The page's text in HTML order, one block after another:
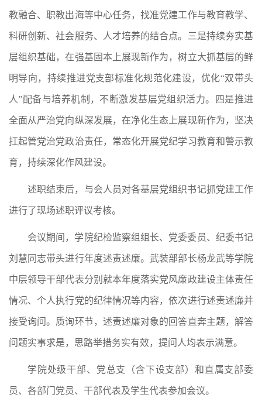
教融合、职教出海等中心任务，找准党建工作与教育教学、
科研创新、社会服务、人才培养的结合点。三是持续夯实基
层组织基础，在强基固本上展现新作为，树立大抓基层的鲜
明导向，持续推进党支部标准化规范化建设，优化“双带头
人”配备与培养机制，不断激发基层党组织活力。四是推进
全面从严治党向纵深发展，在净化生态上展现新作为，坚决
扛起管党治党政治责任，常态化开展党纪学习教育和警示教
育，持续深化作风建设。
述职结束后，与会人员对各基层党组织书记抓党建工作
进行了现场述职评议考核。
会议期间，学院纪检监察组组长、党委委员、纪委书记
刘慧同志带头进行年度述责述廉。武装部部长杨龙武等学院
中层领导干部代表分别就本年度落实党风廉政建设主体责任
情况、个人执行党的纪律情况等内容，依次进行述责述廉并
接受询问。质询环节，述责述廉对象的回答直奔主题，解答
问题实事求是，思路举措务实有效，提问人均表示满意。
学院处级干部、党总支（含下设支部）和直属支部委
员、各部门党员、干部代表及学生代表参加会议。